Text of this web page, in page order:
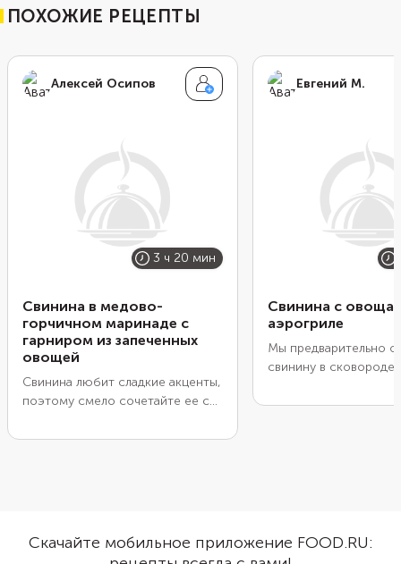
ПОХОЖИЕ РЕЦЕПТЫ
Алексей Осипов
3 ч 20 мин
Свинина в медово-
горчичном маринаде с
гарниром из запеченных
овощей
Свинина любит сладкие акценты,
поэтому смело сочетайте ее с
красивый цвет и глубину во
запастить терпением, и дать
Евгений М.
Свинина с
аэрогриле
Мы предварительно
свинину в сковороде,
овощами, посыпали
мясные соки
кусочков. Тогда в
Скачайте мобильное приложение FOOD.RU: